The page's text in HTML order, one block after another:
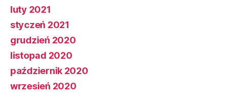
luty 2021
styczeń 2021
grudzień 2020
listopad 2020
październik 2020
wrzesień 2020